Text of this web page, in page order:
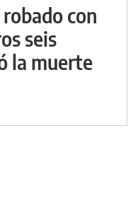
con
seis
la muerte